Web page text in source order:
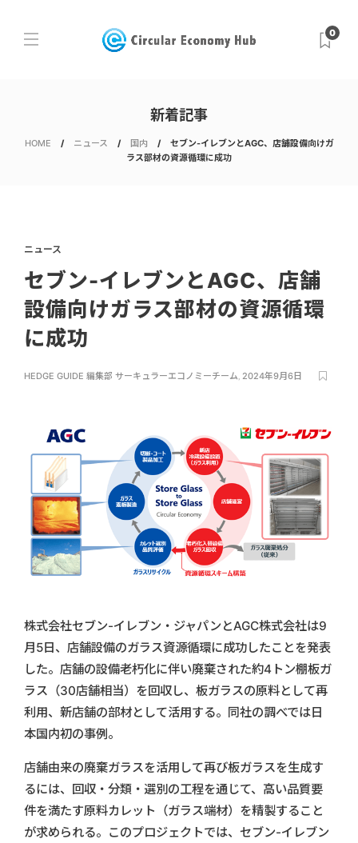
0
新着記事
HOME ニュース 国内
セブン-イレブンとAGC、店舗設備向けガ
ラス部材の資源循環に成功
ニュース
セブン-イレブンとAGC、店舗
設備向けガラス部材の資源循環
に成功
HEDGE GUIDE 編集部 サーキュラーエコノミーチーム, 2024年9月6日
株式会社セブン-イレブン・ジャパンとAGC株式会社は9
月5日、店舗設備のガラス資源循環に成功したことを発表
した。店舗の設備老朽化に伴い廃棄された約4トン棚板ガ
ラス（30店舗相当）を回収し、板ガラスの原料として再
利用、新店舗の部材として活用する。同社の調べでは日
本国内初の事例。
店舗由来の廃棄ガラスを活用して再び板ガラスを生成す
るには、回収・分類・選別の工程を通じて、高い品質要
件を満たす原料カレット（ガラス端材）を精製すること
が求められる。このプロジェクトでは、セブン-イレブン